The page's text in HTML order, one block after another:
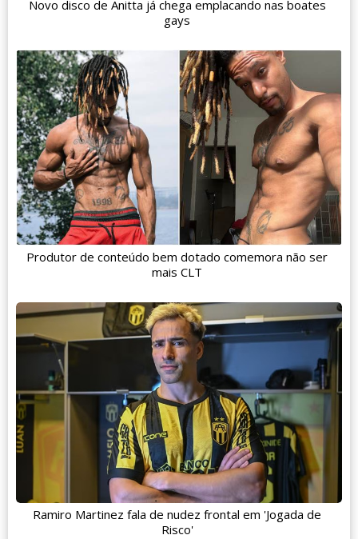
Novo disco de Anitta já chega emplacando nas boates
gays
Produtor de conteúdo bem dotado comemora não ser
mais CLT
Ramiro Martinez fala de nudez frontal em 'Jogada de
Risco'